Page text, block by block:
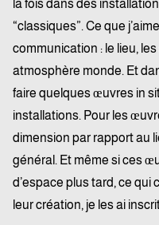
la fois dans des
“classiques”. Ce que
communication : le lieu,
atmosphère monde. Et
faire quelques œuvres in
installations. Pour les
dimension par rapport au
général. Et même si ces
d’espace plus tard, ce qui
leur création, je les ai